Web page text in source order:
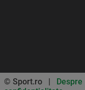
© Sport.ro | Despre